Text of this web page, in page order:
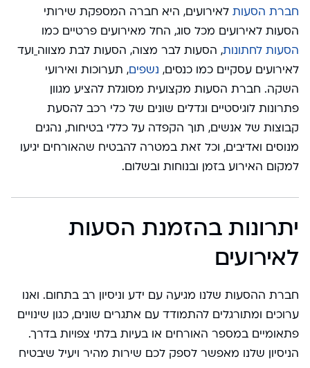
חברת הסעות לאירועים, היא חברה המספקת שירותי
הסעות לאירועים מכל סוג, החל מאירועים פרטיים כמו
הסעות לחתונות, הסעות לבר מצוה, הסעות לבת מצווה ועד
לאירועים עסקיים כמו כנסים, נשפים, תערוכות ואירועי
השקה. חברת הסעות מקצועית מסוגלת להציע מגוון
פתרונות לוגיסטיים וגדלים שונים של כלי רכב להסעת
קבוצות של אנשים, תוך הקפדה על כללי בטיחות, נהגים
מנוסים ואדיבים, וכל זאת במטרה להבטיח שהאורחים יגיעו
למקום האירוע בזמן ובנוחות ובשלום.
יתרונות בהזמנת הסעות
לאירועים
חברת ההסעות שלנו מגיעה עם ידע וניסיון רב בתחום. ואנו
ערוכים ומתורגלים להתמודד עם אתגרים שונים, כגון שינויים
פתאומיים במספר האורחים או בעיות בלתי צפויות בדרך.
הניסיון שלנו מאפשר לספק לכם שירות מהיר ויעיל שיבטיח